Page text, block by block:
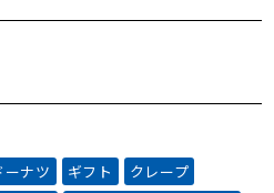
ーナツ ギフト
クレープ